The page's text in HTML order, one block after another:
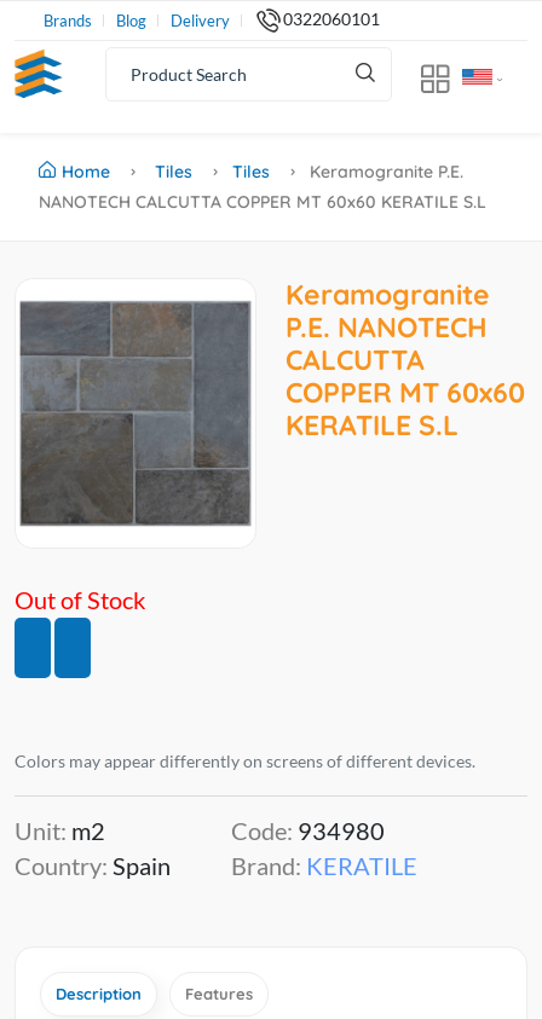
Brands Blog Delivery 0322060101
Home Tiles Tiles
Keramogranite P.E.
NANOTECH CALCUTTA COPPER MT 60x60 KERATILE S.L
Keramogranite
P.E. NANOTECH
CALCUTTA
COPPER MT 60x60
KERATILE S.L
Out of Stock
Colors may appear differently on screens of different devices.
Unit: m2
Country: Spain
Code: 934980
Brand: KERATILE
Description Features